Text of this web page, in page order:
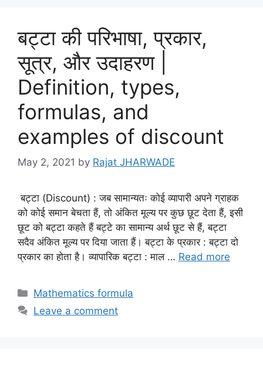
बट्टा की परिभाषा, प्रकार,
सूत्र, और उदाहरण |
Definition, types,
formulas, and
examples of discount
May 2, 2021 by Rajat JHARWADE
बट्टा (Discount) : जब सामान्यतः कोई व्यापारी अपने ग्राहक
को कोई समान बेचता हैं, तो अंकित मूल्य पर कुछ छूट देता हैं, इसी
छूट को बट्टा कहते हैं बट्टे का सामान्य अर्थ छूट से हैं, बट्टा
सदैव अंकित मूल्य पर दिया जाता हैं। बट्टा के प्रकार : बट्टा दो
प्रकार का होता है। व्यापारिक बट्टा : माल … Read more
Categories
Mathematics formula
Leave a comment